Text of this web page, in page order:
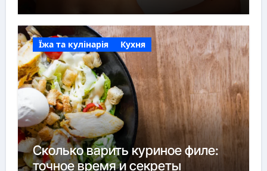
Їжа та кулінарія Кухня
Сколько варить куриное филе:
точное время и секреты